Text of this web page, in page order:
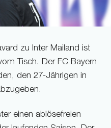
zu Inter Mailand ist
Tisch. Der FC Bayern
den 27-Jährigen in
einen ablösefreien